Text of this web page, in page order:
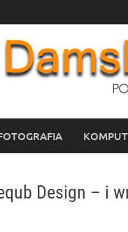
Design – i